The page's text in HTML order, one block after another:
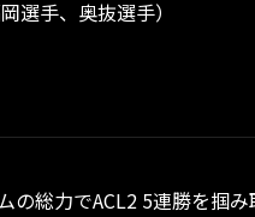
選手、奥抜選手）
の総力でACL2 5連勝を掴み